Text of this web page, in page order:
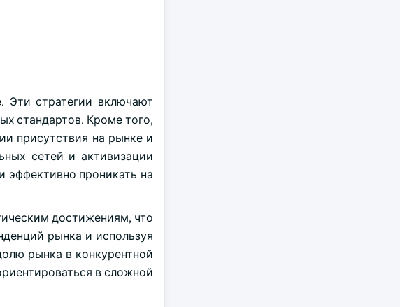
Эти стратегии включают
стандартов. Кроме того,
присутствия на рынке и
сетей и активизации
эффективно проникать на
достижениям, что
рынка и используя
рынка в конкурентной
в сложной